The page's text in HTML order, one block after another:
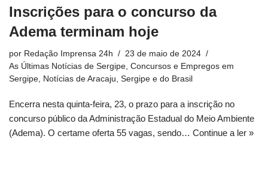
Inscrições para o concurso da
Adema terminam hoje
por Redação Imprensa 24h
23 de maio de 2024
As Últimas Notícias de Sergipe, Concursos e Empregos em
Sergipe, Notícias de Aracaju, Sergipe e do Brasil
Encerra nesta quinta-feira, 23, o prazo para a inscrição no
concurso público da Administração Estadual do Meio Ambiente
(Adema). O certame oferta 55 vagas, sendo… Continue a ler »